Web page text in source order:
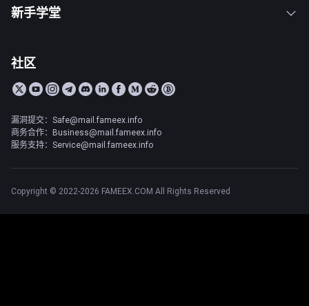
新手学堂
社区
漏洞提交：Safe@mail.fameex.info
商务合作：Business@mail.fameex.info
服务支持：Service@mail.fameex.info
Copyright © 2022-2026 FAMEEX.COM All Rights Reserved